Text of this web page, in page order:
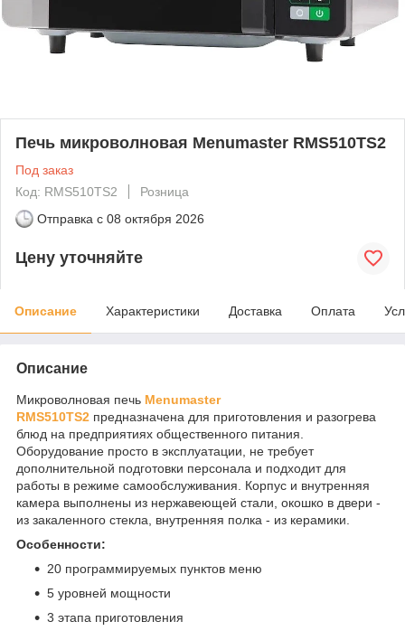
Печь микроволновая Menumaster RMS510TS2
Под заказ
Код: RMS510TS2
Розница
Отправка с 08 октября 2026
Цену уточняйте
Описание Характеристики Доставка Оплата
Описание
Микроволновая печь Menumaster
RMS510TS2 предназначена для приготовления и разогрева
блюд на предприятиях общественного питания.
Оборудование просто в эксплуатации, не требует
дополнительной подготовки персонала и подходит для
работы в режиме самообслуживания. Корпус и внутренняя
камера выполнены из нержавеющей стали, окошко в двери -
из закаленного стекла, внутренняя полка - из керамики.
Особенности:
20 программируемых пунктов меню
5 уровней мощности
3 этапа приготовления